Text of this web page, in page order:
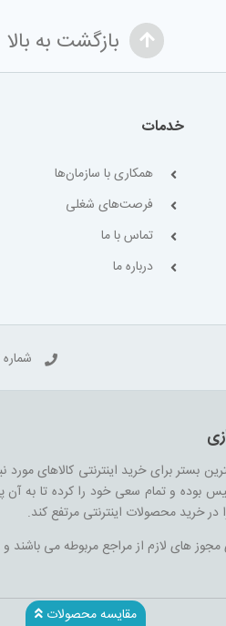
بازگشت به بالا
خدمات
همکاری با سازمان‌ها
فرصت‌های شغلی
تماس با ما
درباره ما
بستر برای خرید اینترنتی کالاهای
بوده و تمام سعی خود را کرده تا به آن
در خرید محصولات اینترنتی مرتفع کند.
های لازم از مراجع مربوطه می باشند
مقایسه محصولات